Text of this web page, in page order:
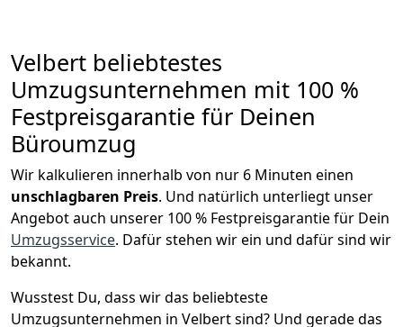
Velbert beliebtestes
Umzugsunternehmen mit 100 %
Festpreisgarantie für Deinen
Büroumzug
Wir kalkulieren innerhalb von nur 6 Minuten einen
unschlagbaren Preis. Und natürlich unterliegt unser
Angebot auch unserer 100 % Festpreisgarantie für Dein
Umzugsservice. Dafür stehen wir ein und dafür sind wir
bekannt.
Wusstest Du, dass wir das beliebteste
Umzugsunternehmen in Velbert sind? Und gerade das